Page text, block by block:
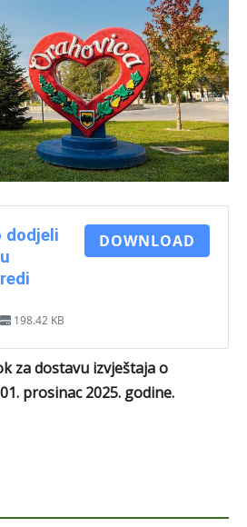
dodjeli
198.42 KB
DOWNLOAD
za dostavu izvještaja o
01. prosinac 2025. godine.